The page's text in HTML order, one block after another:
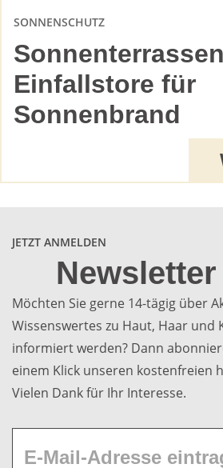
Einfallstore für
Sonnenbrand
SONNENSCHUTZ
JETZT ANMELDEN
Newsletter
Möchten Sie gerne 14-tägig über
Wissenswertes zu Haut, Haar und
informiert werden? Dann
einem Klick unseren kostenfreien
Vielen Dank für Ihr Interesse.